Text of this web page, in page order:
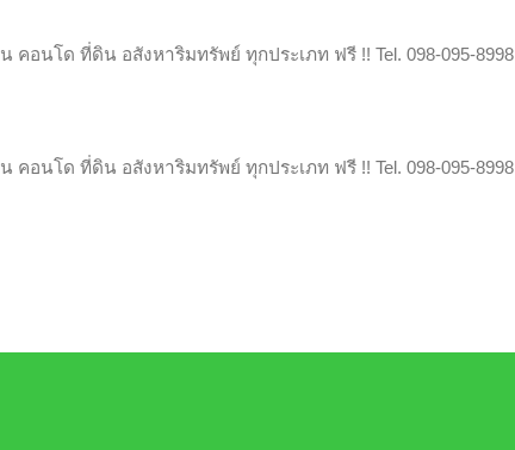
คอนโด ที่ดิน อสังหาริมทรัพย์ ทุกประเภท ฟรี !! Tel. 098-095-8998
คอนโด ที่ดิน อสังหาริมทรัพย์ ทุกประเภท ฟรี !! Tel. 098-095-8998